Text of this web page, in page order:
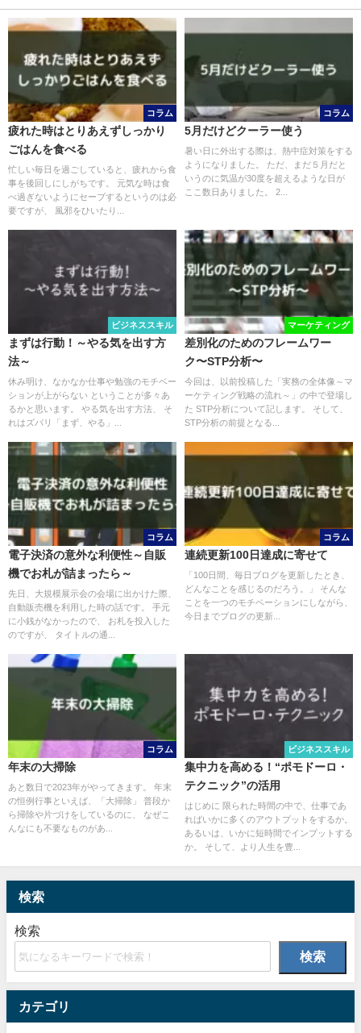
コラム
疲れた時はとりあえずしっかり
ごはんを食べる
忙しい毎日を過ごしていると、疲れから食
事を後回しにしがちです。 元気な時は食
べ過ぎないようにセーブするというのは必
要ですが、 風邪をひいたり...
コラム
5月だけどクーラー使う
暑い日に外出する際は、熱中症対策をする
ようになりました。 ただ、まだ５月だと
いうのに気温が30度を超えるような日が
ここ数日ありました。 2...
ビジネススキル
まずは行動！～やる気を出す方
法～
休み明け、なかなか仕事や勉強のモチベー
ションが上がらない ということが多々あ
るかと思います。 やる気を出す方法、 そ
れはズバリ「まず、やる」...
マーケティング
差別化のためのフレームワー
ク〜STP分析〜
今回は、以前投稿した「実務の全体像～マ
ーケティング戦略の流れ～」の中で登場し
た STP分析について記します。 そして、
STP分析の前提となる...
コラム
電子決済の意外な利便性～自販
機でお札が詰まったら～
先日、大規模展示会の会場に出かけた際、
自動販売機を利用した時の話です。 手元
に小銭がなかったので、 お札を投入した
のですが、 タイトルの通...
コラム
連続更新100日達成に寄せて
「100日間、毎日ブログを更新したとき、
どんなことを感じるのだろう。」 そんな
ことを一つのモチベーションにしながら、
今日までブログの更新...
コラム
年末の大掃除
あと数日で2023年がやってきます。 年末
の恒例行事といえば、「大掃除」 普段か
ら掃除や片づけをしているのに、 なぜこ
んなにも不要なものがあ...
ビジネススキル
集中力を高める！“ポモドーロ・
テクニック”の活用
はじめに 限られた時間の中で、仕事であ
ればいかに多くのアウトプットをするか。
あるいは、いかに短時間でインプットする
か。 そして、より人生を豊...
検索
検索
検索
カテゴリ